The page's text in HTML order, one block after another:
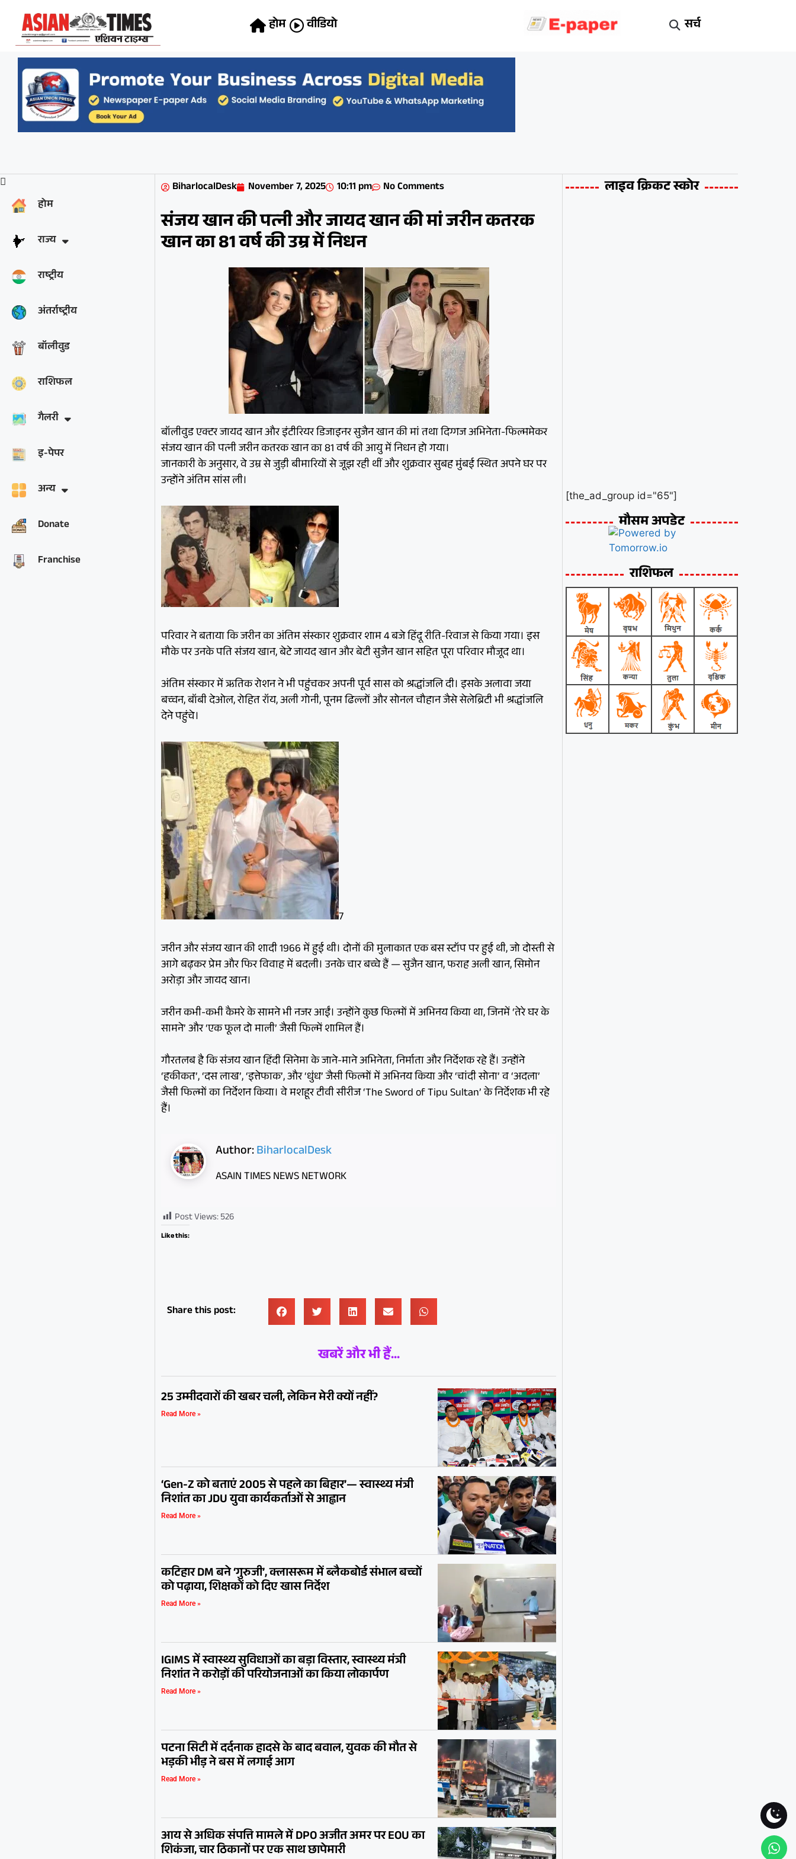
होम वीडियो सर्च
होम
राज्य
राष्ट्रीय
अंतर्राष्ट्रीय
बॉलीवुड
राशिफल
गैलरी
इ-पेपर
अन्य
Donate
Franchise
BiharlocalDesk November 7, 2025 10:11 pm No Comments
संजय खान की पत्नी और जायद खान की मां जरीन कतरक
खान का 81 वर्ष की उम्र में निधन
बॉलीवुड एक्टर जायद खान और इंटीरियर डिजाइनर सुजैन खान की मां तथा दिग्गज अभिनेता-फिल्ममेकर
संजय खान की पत्नी जरीन कतरक खान का 81 वर्ष की आयु में निधन हो गया।
जानकारी के अनुसार, वे उम्र से जुड़ी बीमारियों से जूझ रही थीं और शुक्रवार सुबह मुंबई स्थित अपने घर पर
उन्होंने अंतिम सांस ली।
परिवार ने बताया कि जरीन का अंतिम संस्कार शुक्रवार शाम 4 बजे हिंदू रीति-रिवाज से किया गया। इस
मौके पर उनके पति संजय खान, बेटे जायद खान और बेटी सुजैन खान सहित पूरा परिवार मौजूद था।
अंतिम संस्कार में ऋतिक रोशन ने भी पहुंचकर अपनी पूर्व सास को श्रद्धांजलि दी। इसके अलावा जया
बच्चन, बॉबी देओल, रोहित रॉय, अली गोनी, पूनम ढिल्लों और सोनल चौहान जैसे सेलेब्रिटी भी श्रद्धांजलि
देने पहुंचे।
7
जरीन और संजय खान की शादी 1966 में हुई थी। दोनों की मुलाकात एक बस स्टॉप पर हुई थी, जो दोस्ती से
आगे बढ़कर प्रेम और फिर विवाह में बदली। उनके चार बच्चे हैं — सुजैन खान, फराह अली खान, सिमोन
अरोड़ा और जायद खान।
जरीन कभी-कभी कैमरे के सामने भी नजर आईं। उन्होंने कुछ फिल्मों में अभिनय किया था, जिनमें ‘तेरे घर के
सामने’ और ‘एक फूल दो माली’ जैसी फिल्में शामिल हैं।
गौरतलब है कि संजय खान हिंदी सिनेमा के जाने-माने अभिनेता, निर्माता और निर्देशक रहे हैं। उन्होंने
‘हकीकत’, ‘दस लाख’, ‘इत्तेफाक’, और ‘धुंध’ जैसी फिल्मों में अभिनय किया और ‘चांदी सोना’ व ‘अदला’
जैसी फिल्मों का निर्देशन किया। वे मशहूर टीवी सीरीज ‘The Sword of Tipu Sultan’ के निर्देशक भी रहे
हैं।
Author:BiharlocalDesk
ASAIN TIMES NEWS NETWORK
Post Views:526
Like this:
Share this post:
खबरें और भी हैं...
25 उम्मीदवारों की खबर चली, लेकिन मेरी क्यों नहीं?
Read More »
‘Gen-Z को बताएं 2005 से पहले का बिहार’— स्वास्थ्य मंत्री
निशांत का JDU युवा कार्यकर्ताओं से आह्वान
Read More »
कटिहार DM बने ‘गुरुजी’, क्लासरूम में ब्लैकबोर्ड संभाल बच्चों
को पढ़ाया, शिक्षकों को दिए खास निर्देश
Read More »
IGIMS में स्वास्थ्य सुविधाओं का बड़ा विस्तार, स्वास्थ्य मंत्री
निशांत ने करोड़ों की परियोजनाओं का किया लोकार्पण
Read More »
पटना सिटी में दर्दनाक हादसे के बाद बवाल, युवक की मौत से
भड़की भीड़ ने बस में लगाई आग
Read More »
आय से अधिक संपत्ति मामले में DPO अजीत अमर पर EOU का
शिकंजा, चार ठिकानों पर एक साथ छापेमारी
लाइव क्रिकट स्कोर
[the_ad_group id="65"]
मौसम अपडेट
राशिफल